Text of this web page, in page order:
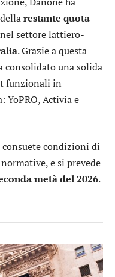
restante quota
nel settore lattiero-
. Grazie a questa
consolidato una solida
funzionali in
YoPRO, Activia e
condizioni di
e si prevede
metà del 2026.